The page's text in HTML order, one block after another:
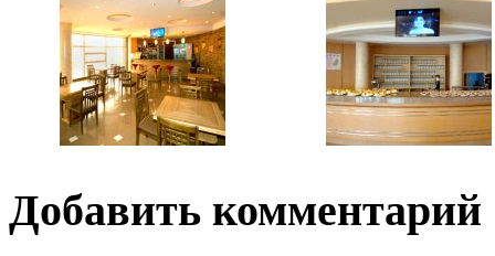
Добавить комментарий